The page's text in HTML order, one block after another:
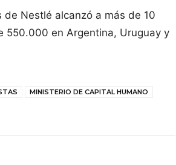
Nestlé alcanzó a más de 10
550.000 en Argentina, Uruguay y
MINISTERIO DE CAPITAL HUMANO